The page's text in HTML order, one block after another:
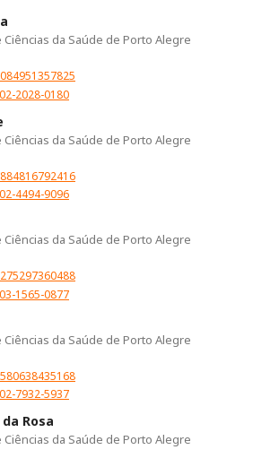
da Saúde de Porto Alegre
2028-0180
da Saúde de Porto Alegre
4494-9096
da Saúde de Porto Alegre
1565-0877
da Saúde de Porto Alegre
7932-5937
Rosa
da Saúde de Porto Alegre